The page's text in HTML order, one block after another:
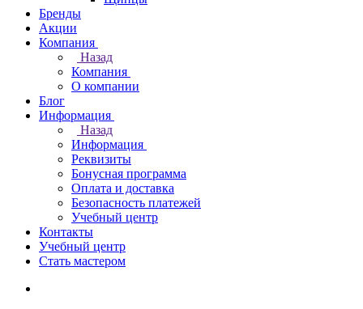
Бренды
Акции
Компания
Назад
Компания
О компании
Блог
Информация
Назад
Информация
Реквизиты
Бонусная программа
Оплата и доставка
Безопасность платежей
Учебный центр
Контакты
Учебный центр
Стать мастером